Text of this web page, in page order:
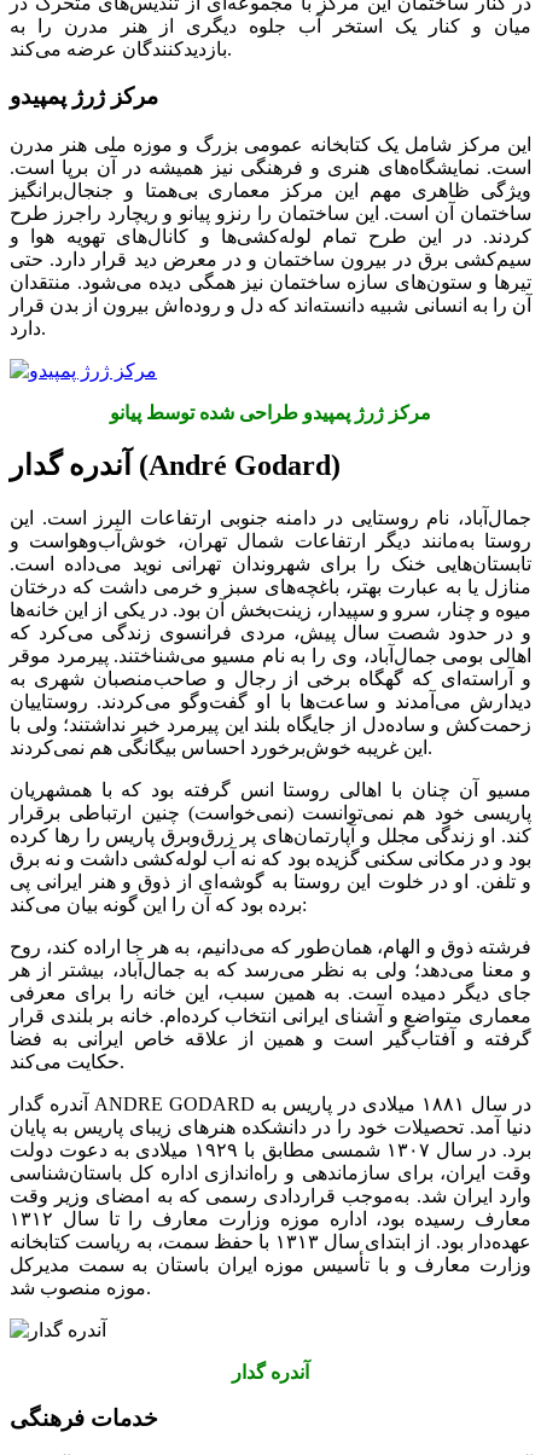
میان و کنار یک استخر آب جلوه دیگری از هنر مدرن را به
بازدیدکنندگان عرضه می‌کند.
مرکز ژرژ پمپیدو
این مرکز شامل یک کتابخانه عمومی بزرگ و موزه ملی هنر مدرن
است. نمایشگاه‌های هنری و فرهنگی نیز همیشه در آن برپا است.
ویژگی ظاهری مهم این مرکز معماری بی‌همتا و جنجال‌برانگیز
ساختمان آن است. این ساختمان را رنزو پیانو و ریچارد راجرز طرح
کردند. در این طرح تمام لوله‌کشی‌ها و کانال‌های تهویه‌ هوا و
سیم‌کشی برق در بیرون ساختمان و در معرض دید قرار دارد. حتی
تیرها و ستون‌های سازه ساختمان نیز همگی دیده می‌شود. منتقدان
آن را به انسانی شبیه دانسته‌اند که دل و روده‌اش بیرون از بدن قرار
دارد.
مرکز ژرژ پمپیدو طراحی شده توسط پیانو
آندره گدار (André Godard)
جمال‌آباد، نام روستایی در دامنه جنوبی ارتفاعات البرز است. این
روستا به‌مانند دیگر ارتفاعات شمال تهران، خوش‌آب‌وهواست و
تابستان‌هایی خنک را برای شهروندان تهرانی نوید می‌داده است.
منازل یا به عبارت بهتر، باغچه‌های سبز و خرمی داشت که درختان
میوه و چنار، سرو و سپیدار، زینت‌بخش آن بود. در یکی از این خانه‌ها
و در حدود شصت سال پیش، مردی فرانسوی زندگی می‌کرد که
اهالی بومی جمال‌آباد، وی را به نام مسیو می‌شناختند. پیرمرد موقر
و آراسته‌ای که گهگاه برخی از رجال و صاحب‌منصبان شهری به
دیدارش می‌آمدند و ساعت‌ها با او گفت‌وگو می‌کردند. روستاییان
زحمت‌کش و ساده‌دل از جایگاه بلند این پیرمرد خبر نداشتند؛ ولی با
این غریبه خوش‌برخورد احساس بیگانگی هم نمی‌کردند.
مسیو آن چنان با اهالی روستا انس گرفته بود که با همشهریان
پاریسی خود هم نمی‌توانست (نمی‌خواست) چنین ارتباطی برقرار
کند. او زندگی مجلل و آپارتمان‌های پر زرق‌وبرق پاریس را رها کرده
بود و در مکانی سکنی گزیده بود که نه آب لوله‌کشی داشت و نه برق
و تلفن. او در خلوت این روستا به گوشه‌ای از ذوق و هنر ایرانی پی
برده بود که آن را این گونه بیان می‌کند:
فرشته ذوق و الهام، همان‌طور که می‌دانیم، به هر جا اراده کند، روح
و معنا می‌دهد؛ ولی به نظر می‌رسد که به جمال‌آباد، بیشتر از هر
جای دیگر دمیده است. به همین سبب، این خانه را برای معرفی
معماری متواضع و آشنای ایرانی انتخاب کرده‌ام. خانه بر بلندی قرار
گرفته و آفتاب‌گیر است و همین از علاقه خاص ایرانی به فضا
حکایت می‌کند.
آندره گدار ANDRE GODARD در سال ۱۸۸۱ میلادی در پاریس به
دنیا آمد. تحصیلات خود را در دانشکده هنرهای زیبای پاریس به پایان
برد. در سال ۱۳۰۷ شمسی مطابق با ۱۹۲۹ میلادی به دعوت دولت
وقت ایران، برای سازماندهی و راه‌اندازی اداره کل باستان‌شناسی
وارد ایران شد. به‌موجب قراردادی رسمی که به امضای وزیر وقت
معارف رسیده بود، اداره موزه وزارت معارف را تا سال ۱۳۱۲
عهده‌دار بود. از ابتدای سال ۱۳۱۳ با حفظ سمت، به ریاست کتابخانه
وزارت معارف و با تأسیس موزه ایران باستان به سمت مدیرکل
موزه منصوب شد.
آندره گدار
خدمات فرهنگی